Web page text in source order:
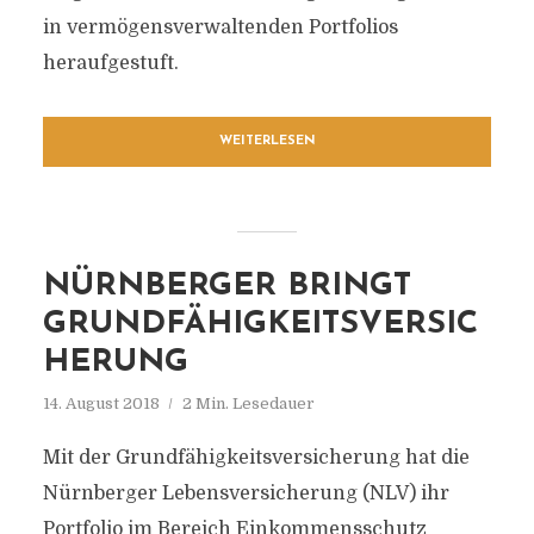
in vermögensverwaltenden Portfolios
heraufgestuft.
WEITERLESEN
NÜRNBERGER BRINGT
GRUNDFÄHIGKEITSVERSIC
HERUNG
14. August 2018 2 Min. Lesedauer
Mit der Grundfähigkeitsversicherung hat die
Nürnberger Lebensversicherung (NLV) ihr
Portfolio im Bereich Einkommensschutz